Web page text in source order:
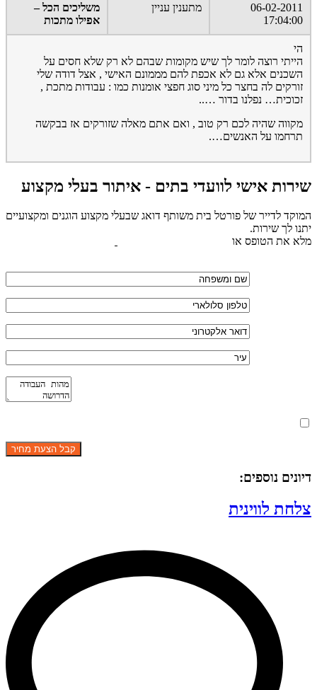
06-02-2011
17:04:00
מתענין עניין
משליכים הכל –
אפילו מתכות
הי
הייתי רוצה לומר לך שיש מקומות שבהם לא רק שלא חסים על
השכנים אלא גם לא אכפת להם מממונם האישי , אצל דודה שלי
זורקים לה בחצר כל מיני סוג חפצי אומנות כמו : עבודות מתכת ,
זכוכית… נפלנו בדור …..
מקווה שהיה לכם רק טוב , ואם אתם מאלה שזורקים אז בבקשה
תרחמו על האנשים….
שירות אישי לוועדי בתים - איתור בעלי מקצוע
המוקד לדייר של פורטל בית משותף דואג שבעלי מקצוע הוגנים ומקצועיים
יתנו לך שירות.
מלא את הטופס או
דיונים נוספים:
צלחת לווינית